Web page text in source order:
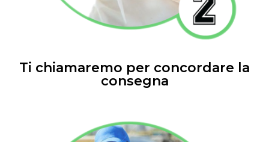
Ti chiamaremo per concordare la
consegna